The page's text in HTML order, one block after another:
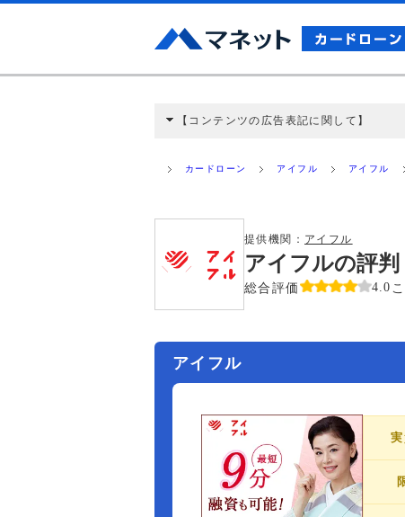
【コンテンツの広告表記に関して】
ミ収集などに基づき、公平性を担保した情
カードローン アイフル アイフル
提供機関： アイフル
アイフルの評
総合評価 4.0
アイフル